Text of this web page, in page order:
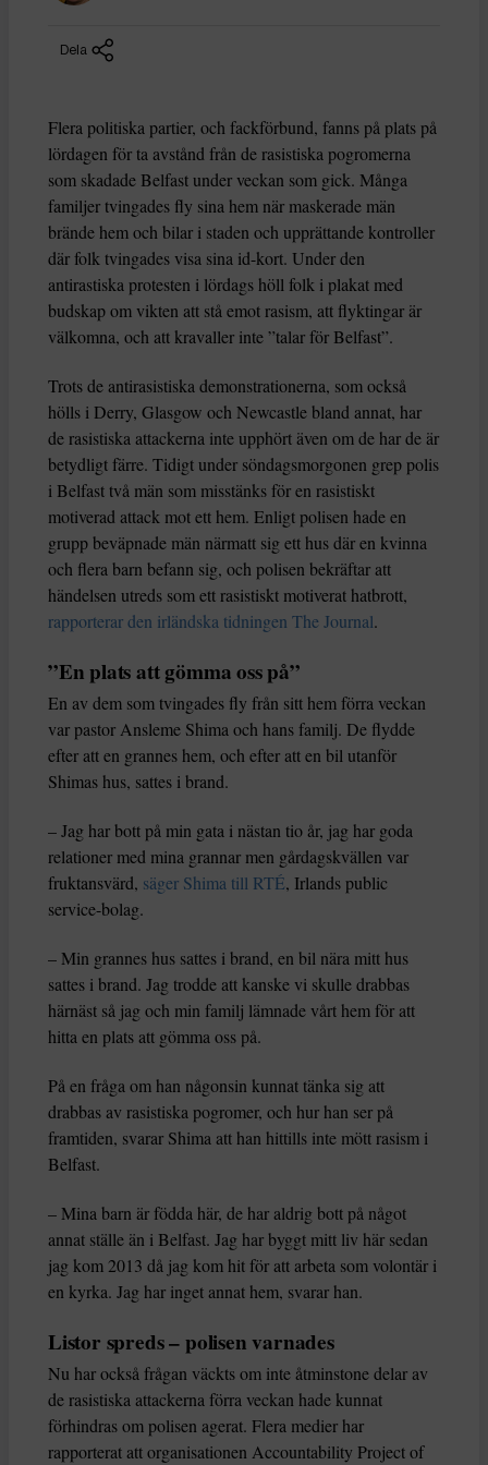
Dela
Flera politiska partier, och fackförbund, fanns på plats på
lördagen för ta avstånd från de rasistiska pogromerna
som skadade Belfast under veckan som gick. Många
familjer tvingades fly sina hem när maskerade män
brände hem och bilar i staden och upprättande kontroller
där folk tvingades visa sina id-kort. Under den
antirastiska protesten i lördags höll folk i plakat med
budskap om vikten att stå emot rasism, att flyktingar är
välkomna, och att kravaller inte ”talar för Belfast”.
Trots de antirasistiska demonstrationerna, som också
hölls i Derry, Glasgow och Newcastle bland annat, har
de rasistiska attackerna inte upphört även om de har de är
betydligt färre. Tidigt under söndagsmorgonen grep polis
i Belfast två män som misstänks för en rasistiskt
motiverad attack mot ett hem. Enligt polisen hade en
grupp beväpnade män närmatt sig ett hus där en kvinna
och flera barn befann sig, och polisen bekräftar att
händelsen utreds som ett rasistiskt motiverat hatbrott,
rapporterar den irländska tidningen The Journal.
”En plats att gömma oss på”
En av dem som tvingades fly från sitt hem förra veckan
var pastor Ansleme Shima och hans familj. De flydde
efter att en grannes hem, och efter att en bil utanför
Shimas hus, sattes i brand.
– Jag har bott på min gata i nästan tio år, jag har goda
relationer med mina grannar men gårdagskvällen var
fruktansvärd, säger Shima till RTÉ, Irlands public
service-bolag.
– Min grannes hus sattes i brand, en bil nära mitt hus
sattes i brand. Jag trodde att kanske vi skulle drabbas
härnäst så jag och min familj lämnade vårt hem för att
hitta en plats att gömma oss på.
På en fråga om han någonsin kunnat tänka sig att
drabbas av rasistiska pogromer, och hur han ser på
framtiden, svarar Shima att han hittills inte mött rasism i
Belfast.
– Mina barn är födda här, de har aldrig bott på något
annat ställe än i Belfast. Jag har byggt mitt liv här sedan
jag kom 2013 då jag kom hit för att arbeta som volontär i
en kyrka. Jag har inget annat hem, svarar han.
Listor spreds – polisen varnades
Nu har också frågan väckts om inte åtminstone delar av
de rasistiska attackerna förra veckan hade kunnat
förhindras om polisen agerat. Flera medier har
rapporterat att organisationen Accountability Project of